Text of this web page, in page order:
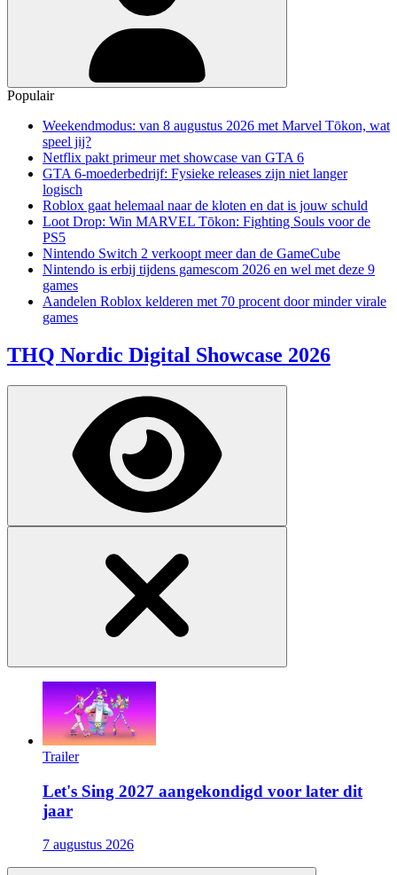
Populair
Weekendmodus: van 8 augustus 2026 met Marvel Tōkon, wat
speel jij?
Netflix pakt primeur met showcase van GTA 6
GTA 6-moederbedrijf: Fysieke releases zijn niet langer
logisch
Roblox gaat helemaal naar de kloten en dat is jouw schuld
Loot Drop: Win MARVEL Tōkon: Fighting Souls voor de
PS5
Nintendo Switch 2 verkoopt meer dan de GameCube
Nintendo is erbij tijdens gamescom 2026 en wel met deze 9
games
Aandelen Roblox kelderen met 70 procent door minder virale
games
THQ Nordic Digital Showcase 2026
Trailer
Let's Sing 2027 aangekondigd voor later dit
jaar
7 augustus 2026